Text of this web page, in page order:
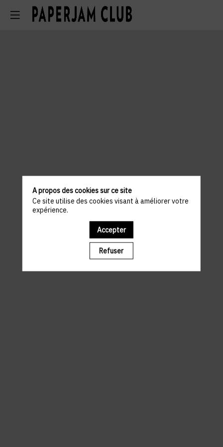
Il manque du contenu : rafraichissez votre navigateur
A propos des cookies sur ce site
Ce site utilise des cookies visant à améliorer votre
expérience.
Accepter
Refuser